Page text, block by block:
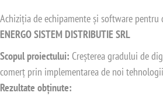
Achiziția de echipamente și software
ENERGO SISTEM DISTRIBUTIE SRL
Scopul proiectului: Creșterea gradului de
comerț prin implementarea de noi
Rezultate obținute: